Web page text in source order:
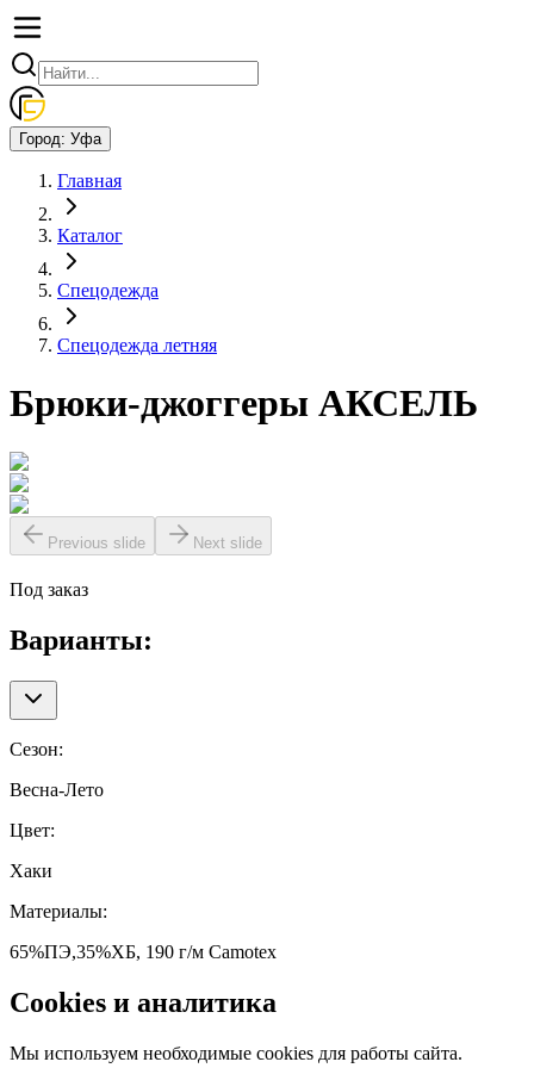
Город: Уфа
Главная
Каталог
Спецодежда
Спецодежда летняя
Брюки-джоггеры АКСЕЛЬ
Previous slide Next slide
Под заказ
Варианты:
Сезон:
Весна-Лето
Цвет:
Хаки
Материалы:
65%ПЭ,35%ХБ, 190 г/м Camotex
Cookies и аналитика
Мы используем необходимые cookies для работы сайта.